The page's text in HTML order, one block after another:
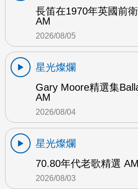
長笛在1970年英國前
AM
2026/08/05
星光燦爛
Gary Moore精選集
AM
2026/08/04
星光燦爛
70.80年代老歌精選 AM
2026/08/03